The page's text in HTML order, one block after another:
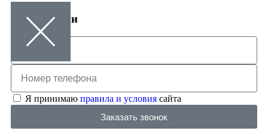
Заказ услуги
Я принимаю правила и условия сайта
Заказать звонок